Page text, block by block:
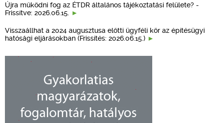
Újra működni fog az ÉTDR általános tájékoztatási felülete? -
Frissítve: 2026.06.15.
Visszaállhat a 2024 augusztusa előtti ügyféli kör az építésügyi
hatósági eljárásokban (Frissítés: 2026.06.15.)